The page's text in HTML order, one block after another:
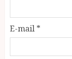
E-mail *